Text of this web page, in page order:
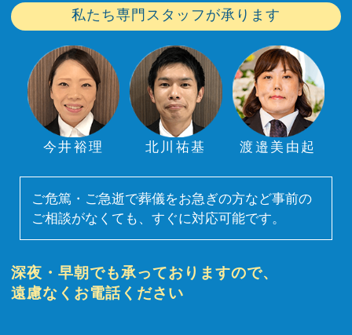
私たち専門スタッフが承ります
今井裕理 北川祐基 渡邉美由起
ご危篤・ご急逝で葬儀をお急ぎの方など事前の
ご相談がなくても、すぐに対応可能です。
深夜・早朝でも承っておりますので、
遠慮なくお電話ください